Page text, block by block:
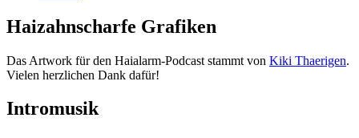
Haizahnscharfe Grafiken
Das Artwork für den Haialarm-Podcast stammt von Kiki Thaerigen.
Vielen herzlichen Dank dafür!
Intromusik